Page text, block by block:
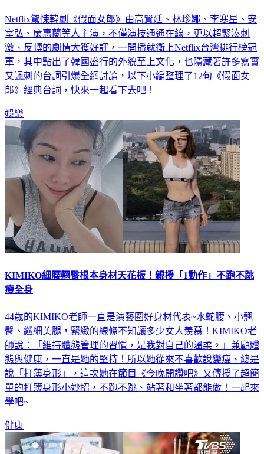
Netflix驚悚韓劇《假面女郎》由高賢廷、林珍娜、李寒星、安
宰弘、廉惠蘭等人主演，不僅演技通通在線，更以超緊湊刺
激、反轉的劇情大獲好評，一開播就衝上Netflix台灣排行榜冠
軍，其中點出了韓國盛行的外貌至上文化，也隱藏著許多寫實
又諷刺的台詞引爆全網討論，以下小編整理了12句《假面女
郎》經典台詞，快來一起看下去吧！
娛樂
KIMIKO細腰翹臀根本身材天花板！親授「1動作」不跑不跳
瘦全身
44歲的KIMIKO老師一直是演藝圈好身材代表~水蛇腰、小翹
臀、纖細美腿，緊緻的線條不知讓多少女人羨慕！KIMIKO老
師說：「維持體態管理的習慣，是我對自己的溫柔。」兼顧體
態與健康，一直是她的堅持！所以她從來不喜歡說變瘦、總是
說「打薄身形」，這次她在節目《今晚開讚吧》又傳授了超簡
單的打薄身形小妙招，不跑不跳、站著和坐著都能做！一起來
學吧~
健康